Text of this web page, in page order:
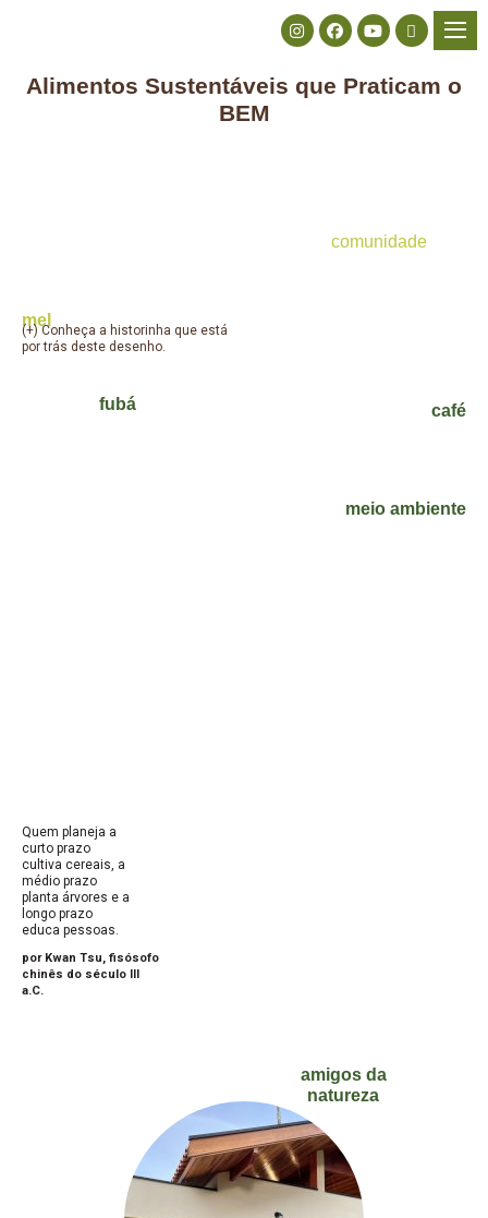
Alimentos Sustentáveis que Praticam o
BEM
NOSSA GRANDEZA ESTÁ EM SERMOS
mel
comunidade
(+) Conheça a historinha que está
por trás deste desenho.
fubá café
meio ambiente
Quem planeja a
curto prazo
cultiva cereais, a
médio prazo
planta árvores e a
longo prazo
educa pessoas.
por Kwan Tsu, fisósofo
chinês do século III
a.C.
amigos da
natureza